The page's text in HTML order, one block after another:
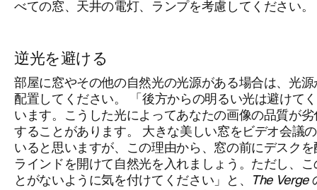
べての窓、天井の電灯、ランプを考慮してください。
逆光を避ける
部屋に窓やその他の自然光の光源がある場合は、光
配置してください。 「後方からの明るい光は避けて
います。こうした光によってあなたの画像の品質が
することがあります。 大きな美しい窓をビデオ会議
いると思いますが、この理由から、窓の前にデスク
ラインドを開けて自然光を入れましょう。ただし、
とがないように気を付けてください」と、
The Verge